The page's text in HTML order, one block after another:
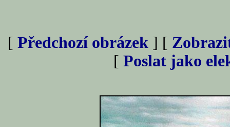
[ Předchozí obrázek ] [
[ Poslat jako